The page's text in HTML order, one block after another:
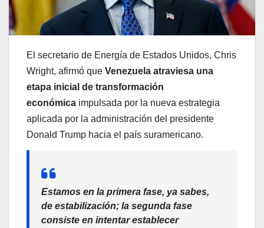
El secretario de Energía de Estados Unidos, Chris
Wright, afirmó que Venezuela atraviesa una
etapa inicial de transformación
económica impulsada por la nueva estrategia
aplicada por la administración del presidente
Donald Trump hacia el país suramericano.
Estamos en la primera fase, ya sabes,
de estabilización; la segunda fase
consiste en intentar establecer